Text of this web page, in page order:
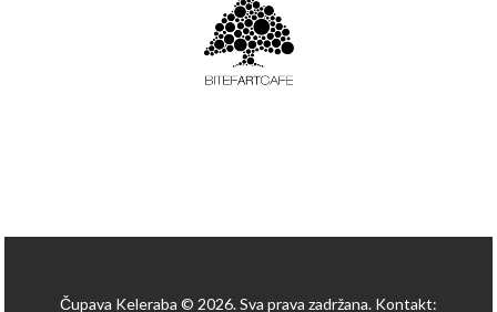
Čupava Keleraba © 2026. Sva prava zadržana. Kontakt: